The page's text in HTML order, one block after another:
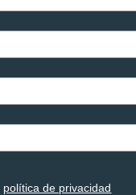
política de privacidad